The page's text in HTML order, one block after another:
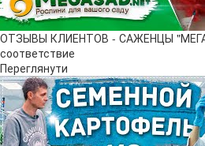
ОТЗЫВЫ КЛИЕНТОВ - САЖЕНЦЫ
соответствие
Переглянути